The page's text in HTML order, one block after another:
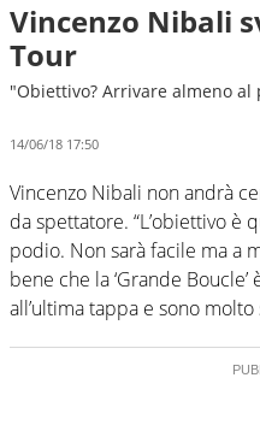
Vincenzo Nibali
Tour
"Obiettivo? Arrivare almeno
14/06/18 17:50
Vincenzo Nibali non andrà
da spettatore. “L’obiettivo è
podio. Non sarà facile ma a
bene che la ‘Grande
all’ultima tappa e sono